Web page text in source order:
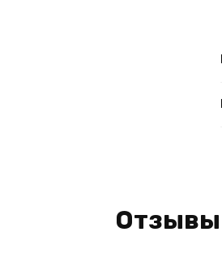
Отзывы